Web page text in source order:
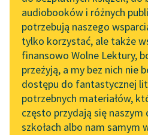
Byliśmy częścią AI Impact
Lab
Zapraszamy na spotkanie
online z tłumaczkami
literatury skandynawskiej
Spotkanie z Katarzyną
Tunkiel w Oslo
audiobooków i różnych
potrzebują naszego
tylko korzystać, ale także
finansowo Wolne Lektury,
przeżyją, a my bez nich nie
dostępu do fantastycznej
potrzebnych materiałów,
często przydają się naszym
szkołach albo nam samym